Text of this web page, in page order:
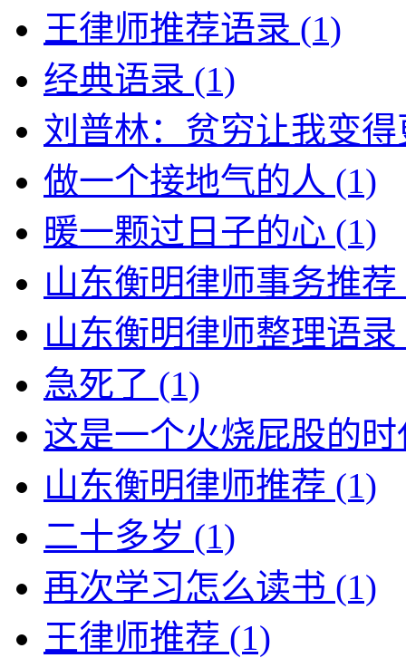
王律师推荐语录 (1)
经典语录 (1)
刘普林：贫穷让我变
做一个接地气的人 (1)
暖一颗过日子的心 (1)
山东衡明律师事务推荐
山东衡明律师整理语录
急死了 (1)
这是一个火烧屁股的
山东衡明律师推荐 (1)
二十多岁 (1)
再次学习怎么读书 (1)
王律师推荐 (1)